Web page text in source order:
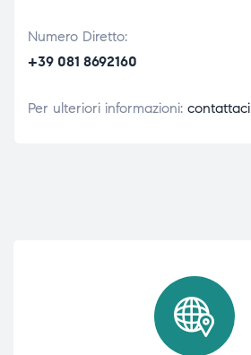
Numero Diretto:
+39 081 8692160
Per ulteriori informazioni: contattaci